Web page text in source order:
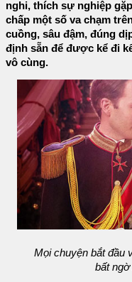
nghi, thích sự nghiệp
chấp một số va chạm
cuồng, sâu đậm, đúng
định sẵn để được kể đi
vô cùng.
Mọi chuyện bắt đầu
bất ngờ